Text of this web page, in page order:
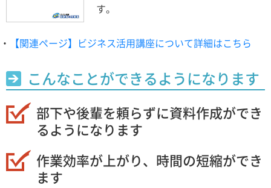
す。
・ 【関連ページ】ビジネス活用講座について詳細はこちら
こんなことができるようになります
部下や後輩を頼らずに資料作成ができ
るようになります
作業効率が上がり、時間の短縮ができ
ます